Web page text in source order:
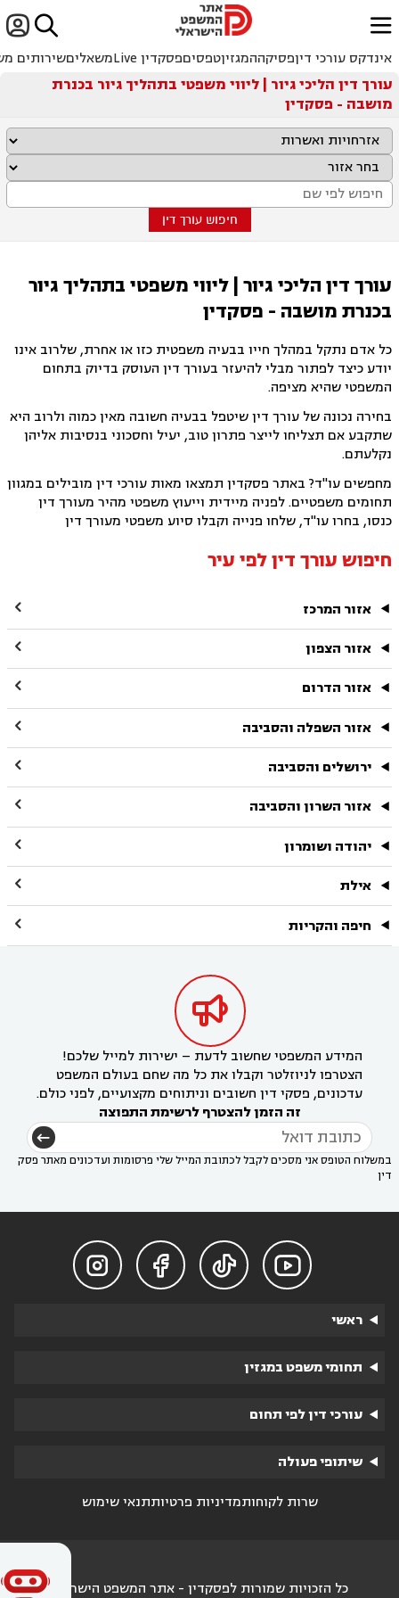

ﱐ
אינדקס עורכי דיןפסיקההמגזיןטפסיםפסקדין Live משאליםשירותים
עורך דין הליכי גיור | ליווי משפטי בתהליך גיור בכנרת
מושבה - פסקדין
חיפוש עורך דין
עורך דין הליכי גיור | ליווי משפטי בתהליך גיור
בכנרת מושבה - פסקדין
כל אדם נתקל במהלך חייו בבעיה משפטית כזו או אחרת, שלרוב אינו
יודע כיצד לפתור מבלי להיעזר בעורך דין העוסק בדיוק בתחום
המשפטי שהיא מציפה.
בחירה נכונה של עורך דין שיטפל בבעיה חשובה מאין כמוה ולרוב היא
שתקבע אם תצליחו לייצר פתרון טוב, יעיל וחסכוני בנסיבות אליהן
נקלעתם.
מחפשים עו"ד? באתר פסקדין תמצאו מאות עורכי דין מובילים במגוון
תחומים משפטיים. לפניה מיידית וייעוץ משפטי מהיר מעורך דין
כנסו, בחרו עו"ד, שלחו פנייה וקבלו סיוע משפטי מעורך דין
חיפוש עורך דין לפי עיר
אזור המרכז 
אזור הצפון 
אזור הדרום 
אזור השפלה והסביבה 
ירושלים והסביבה 
אזור השרון והסביבה 
יהודה ושומרון 
אילת 
חיפה והקריות 

המידע המשפטי שחשוב לדעת – ישירות למייל שלכם!
הצטרפו לניוזלטר וקבלו את כל מה שחם בעולם המשפט
עדכונים, פסקי דין חשובים וניתוחים מקצועיים, לפני כולם.
זה הזמן להצטרף לרשימת התפוצה
במשלוח הטופס אני מסכים לקבל לכתובת המייל שלי פרסומות ועדכונים מאתר פסק
דין




ראשי
תחומי משפט במגזין
עורכי דין לפי תחום
שיתופי פעולה
שרות לקוחותמדיניות פרטיותתנאי שימוש
כל הזכויות שמורות לפסקדין - אתר המשפט הישראלי